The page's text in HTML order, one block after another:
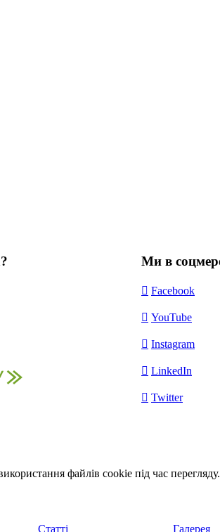
Статті Галерея
Ми в
 Facebook
 YouTube
 Instagram
 LinkedIn
 Twitter
файлів cookie під час перегляду.